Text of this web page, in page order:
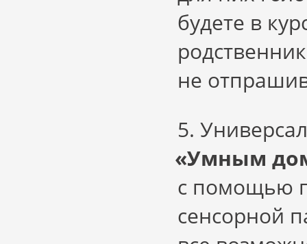
будете в
не
5.
«Умным
с помощью
сенсорной